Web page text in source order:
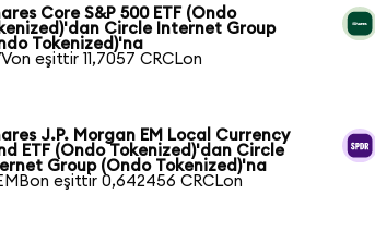
Core S&P 500 ETF (Ondo
Circle Internet Group
Tokenized)'na
eşittir 11,7057 CRCLon
J.P. Morgan EM Local Currency
ETF (Ondo Tokenized)'dan Circle
Group (Ondo Tokenized)'na
eşittir 0,642456 CRCLon